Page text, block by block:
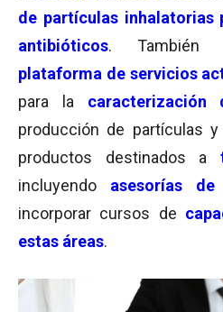
de partículas inhalatorias
antibióticos. También
plataforma de servicios
para la caracterización
producción de partículas
productos destinados a
incluyendo asesorías de
incorporar cursos de
estas áreas.